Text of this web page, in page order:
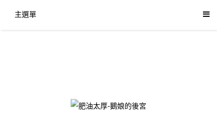
主選單
肥油太厚-鵝娘的後宮